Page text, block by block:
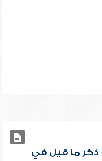
- ذكر ما قيل في